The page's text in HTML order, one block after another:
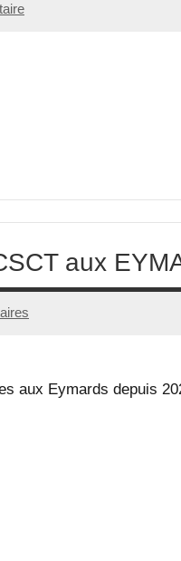
aux
aux Eymards depuis